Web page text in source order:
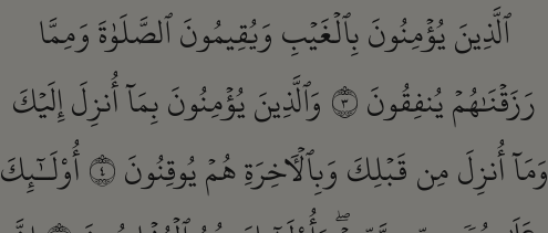
ٱلَّذِينَ يُؤۡمِنُونَ بِٱلۡغَيۡبِ وَيُقِيمُونَ ٱلصَّلَوٰةَ وَمِمَّا
رَزَقۡنَٰهُمۡ يُنفِقُونَ٣وَٱلَّذِينَ يُؤۡمِنُونَ بِمَآ أُنزِلَ إِلَيۡكَ
وَمَآ أُنزِلَ مِن قَبۡلِكَ وَبِٱلۡأٓخِرَةِ هُمۡ يُوقِنُونَ٤أُوْلَـٰٓئِكَ